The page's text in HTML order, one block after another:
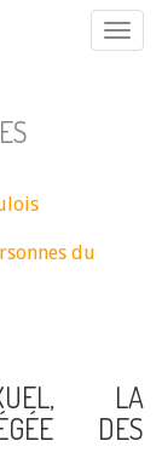
du
LA
DES